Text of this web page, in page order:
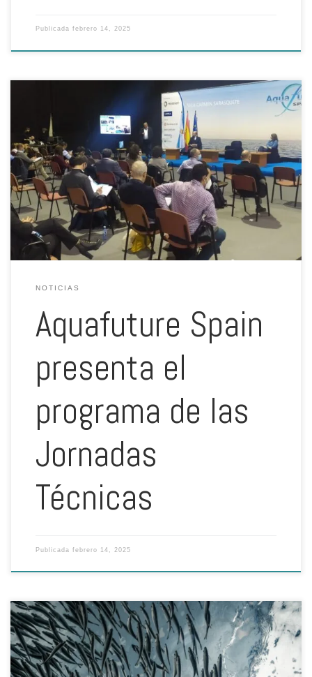
Publicada febrero 14, 2025
Por: Aquafuture Spain Las jornadas constan de 7 mesas redondas y
25 ponencias en las que participarán más de 60 ponentes
internacionales. Aquafuture Spain, a través de su director Juan Lijó,
presentó el 13 de febrero el programa de conferencias y ponencias
que tendrán lugar el martes 20 y miércoles […]
NOTICIAS
Aquafuture Spain
presenta el
programa de las
Jornadas
Técnicas
Publicada febrero 14, 2025
En su compromiso con la transición hacia ingredientes marinos
más sostenibles y alineándose con su estrategia para reducir la